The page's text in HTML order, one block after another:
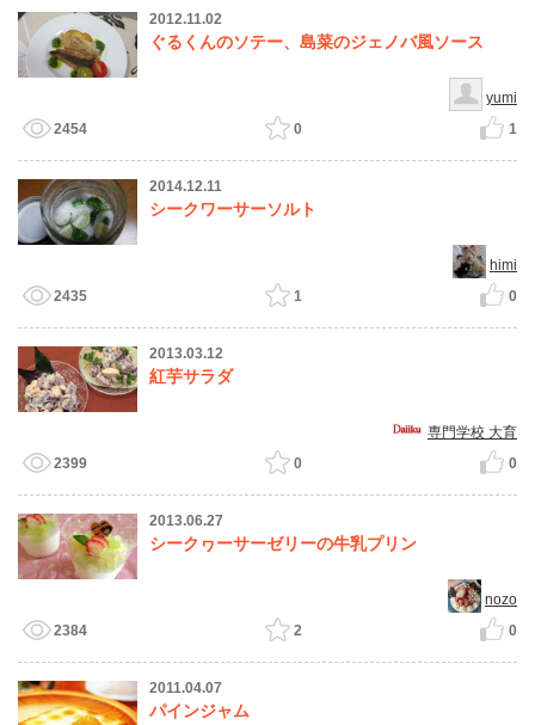
2012.11.02
ぐるくんのソテー、島菜のジェノバ風ソース
yumi
2454
0 1
2014.12.11
シークワーサーソルト
himi
2435
1 0
2013.03.12
紅芋サラダ
専門学校 大育
2399
0 0
2013.06.27
シークヮーサーゼリーの牛乳プリン
nozo
2384
2 0
2011.04.07
パインジャム